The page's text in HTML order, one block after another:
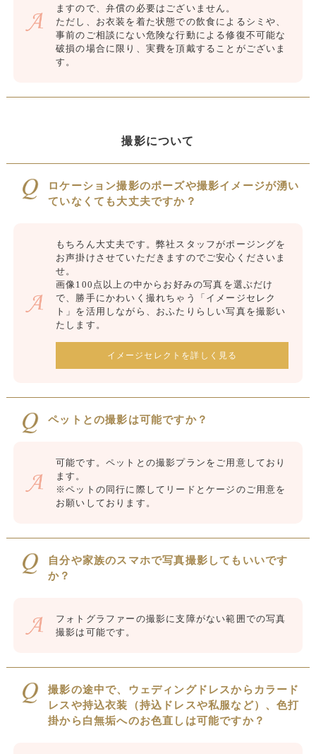
ますので、弁償の必要はございません。
ただし、お衣装を着た状態での飲食によるシミや、
事前のご相談にない危険な行動による修復不可能な
破損の場合に限り、実費を頂戴することがございま
す。
撮影について
ロケーション撮影のポーズや撮影イメージが湧い
ていなくても大丈夫ですか？
もちろん大丈夫です。弊社スタッフがポージングを
お声掛けさせていただきますのでご安心くださいま
せ。
画像100点以上の中からお好みの写真を選ぶだけ
で、勝手にかわいく撮れちゃう「イメージセレク
ト」を活用しながら、おふたりらしい写真を撮影い
たします。
イメージセレクトを詳しく見る
ペットとの撮影は可能ですか？
可能です。ペットとの撮影プランをご用意しており
ます。
※ペットの同行に際してリードとケージのご用意を
お願いしております。
自分や家族のスマホで写真撮影してもいいです
か？
フォトグラファーの撮影に支障がない範囲での写真
撮影は可能です。
撮影の途中で、ウェディングドレスからカラード
レスや持込衣装（持込ドレスや私服など）、色打
掛から白無垢へのお色直しは可能ですか？